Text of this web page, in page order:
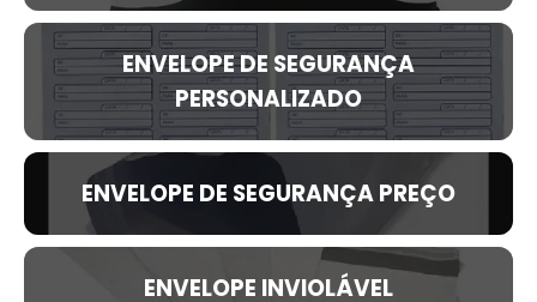
ENVELOPE DE SEGURANÇA
PERSONALIZADO
ENVELOPE DE SEGURANÇA PREÇO
ENVELOPE INVIOLÁVEL